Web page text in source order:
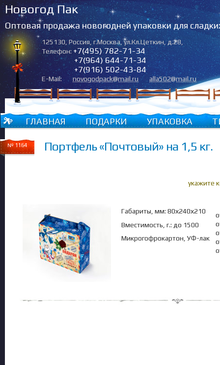
Новогод Пак
Оптовая продажа новогодней упаковки для
125130,Россия,г.Москва,ул.Кл.Цеткин, д.28
Телефон: +7(495) 782-71-34
+7(964) 644-71-34
+7(916) 502-43-84
E-Mail: novogodpack@mail.ru alla502@mail.ru
ГЛАВНАЯ ПОДАРКИ УПАКОВКА
№ 1164 Портфель «Почтовый» на 1,5 кг.
укажите
Габариты, мм: 80х240х210
Вместимость, г.: до 1500
Микрогофрокартон, УФ-лак